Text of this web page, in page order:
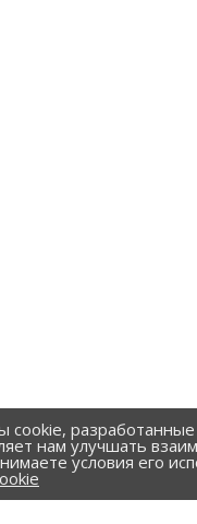
cookie,
нам улучшать
условия его